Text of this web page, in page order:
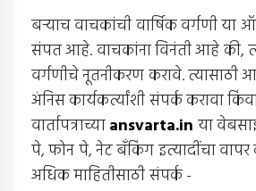
बर्‍याच वाचकांची वार्षिक वर्गणी या
संपत आहे. वाचकांना विनंती आहे की,
वर्गणीचे नूतनीकरण करावे. त्यासाठी
अंनिस कार्यकर्त्यांशी संपर्क करावा
वार्तापत्राच्याansvarta.in या
पे, फोन पे, नेट बँकिंग इत्यादींचा वापर
अधिक माहितीसाठी संपर्क -